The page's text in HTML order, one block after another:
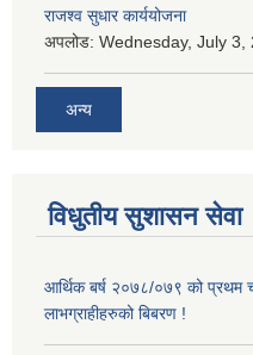
राजश्व सुधार कार्ययोजना
अपलोड: Wednesday, July 3,
अन्य
विधुतीय सुशासन सेवा
आर्थिक बर्ष २०७८/०७९ को प्रथम
लाभग्राहीहरुको बिबरण !